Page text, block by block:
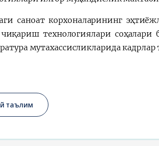
саноат корхоналарининг
технологиялари
мутахассисликларида
таълим